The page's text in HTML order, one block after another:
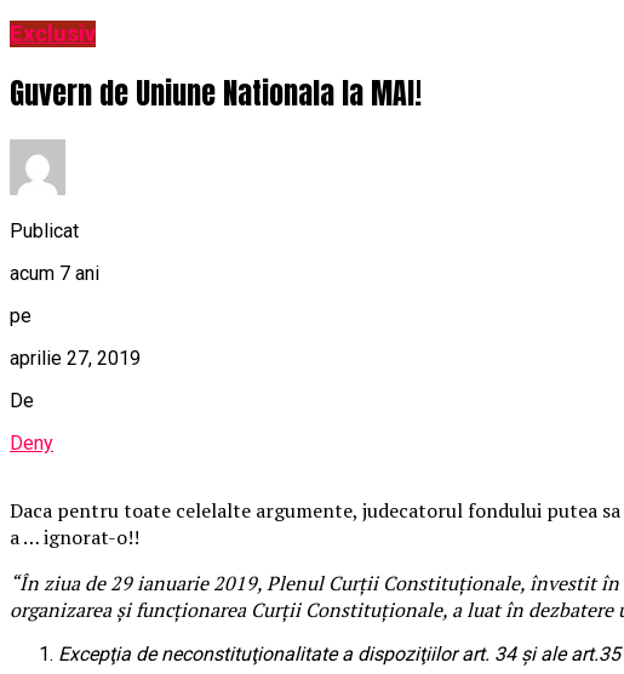
Exclusiv
Guvern de Uniune Nationala la MAI!
Publicat
acum 7 ani
pe
aprilie 27, 2019
De
Deny
Daca pentru toate celelalte argumente, judecatorul fondului putea sa
a … ignorat-o!!
“În ziua de 29 ianuarie 2019, Plenul Curții Constituționale, învestit
organizarea și funcționarea Curții Constituționale, a luat în
Excepţia de neconstituţionalitate a dispoziţiilor art. 34 şi ale